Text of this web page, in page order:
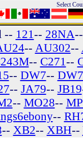
Select
-- 121-- 28NA
-- AU302--
-- C271--
-- DW7--
-- JA79-- JB19
-- MO28--
--
-- XB2-- XBH--